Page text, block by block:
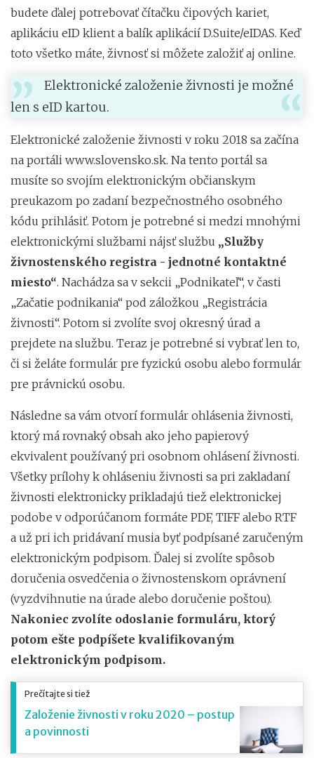
budete ďalej potrebovať čítačku čipových kariet,
aplikáciu eID klient a balík aplikácií D.Suite/eIDAS. Keď
toto všetko máte, živnosť si môžete založiť aj online.
Elektronické založenie živnosti je možné
len s eID kartou.
Elektronické založenie živnosti v roku 2018 sa začína
na portáli www.slovensko.sk. Na tento portál sa
musíte so svojím elektronickým občianskym
preukazom po zadaní bezpečnostného osobného
kódu prihlásiť. Potom je potrebné si medzi mnohými
elektronickými službami nájsť službu „Služby
živnostenského registra - jednotné kontaktné
miesto“. Nachádza sa v sekcii „Podnikateľ“, v časti
„Začatie podnikania“ pod záložkou „Registrácia
živnosti“. Potom si zvolíte svoj okresný úrad a
prejdete na službu. Teraz je potrebné si vybrať len to,
či si želáte formulár pre fyzickú osobu alebo formulár
pre právnickú osobu.
Následne sa vám otvorí formulár ohlásenia živnosti,
ktorý má rovnaký obsah ako jeho papierový
ekvivalent používaný pri osobnom ohlásení živnosti.
Všetky prílohy k ohláseniu živnosti sa pri zakladaní
živnosti elektronicky prikladajú tiež elektronickej
podobe v odporúčanom formáte PDF, TIFF alebo RTF
a už pri ich pridávaní musia byť podpísané zaručeným
elektronickým podpisom. Ďalej si zvolíte spôsob
doručenia osvedčenia o živnostenskom oprávnení
(vyzdvihnutie na úrade alebo doručenie poštou).
Nakoniec zvolíte odoslanie formuláru, ktorý
potom ešte podpíšete kvalifikovaným
elektronickým podpisom.
Prečítajte si tiež
Založenie živnosti v roku 2020 – postup
a povinnosti